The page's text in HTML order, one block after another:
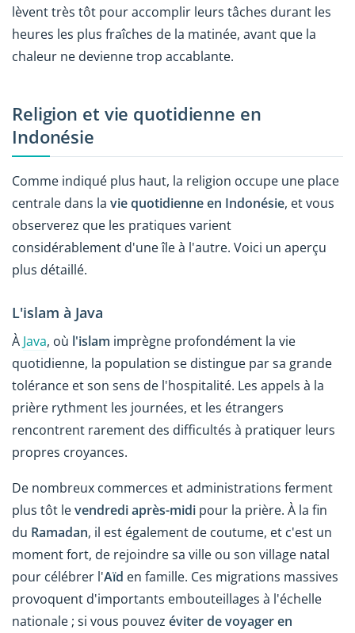
lèvent très tôt pour accomplir leurs tâches durant les
heures les plus fraîches de la matinée, avant que la
chaleur ne devienne trop accablante.
Religion et vie quotidienne en
Indonésie
Comme indiqué plus haut, la religion occupe une place
centrale dans la vie quotidienne en Indonésie, et vous
observerez que les pratiques varient
considérablement d'une île à l'autre. Voici un aperçu
plus détaillé.
L'islam à Java
À Java, où l'islam imprègne profondément la vie
quotidienne, la population se distingue par sa grande
tolérance et son sens de l'hospitalité. Les appels à la
prière rythment les journées, et les étrangers
rencontrent rarement des difficultés à pratiquer leurs
propres croyances.
De nombreux commerces et administrations ferment
plus tôt levendredi après-midi pour la prière. À la fin
du Ramadan, il est également de coutume, et c'est un
moment fort, de rejoindre sa ville ou son village natal
pour célébrer l'Aïd en famille. Ces migrations massives
provoquent d'importants embouteillages à l'échelle
nationale ; si vous pouvez éviter de voyager en